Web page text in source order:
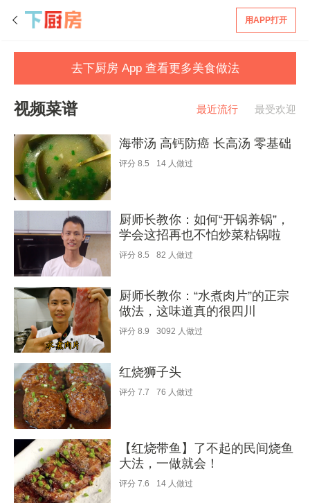
用APP打开
去下厨房 App 查看更多美食做法
视频菜谱 最近流行 最受欢迎
海带汤 高钙防癌 长高汤 零基础
评分 8.5 14 人做过
厨师长教你：如何“开锅养锅”，
学会这招再也不怕炒菜粘锅啦
评分 8.5 82 人做过
厨师长教你：“水煮肉片”的正宗
做法，这味道真的很四川
评分 8.9 3092 人做过
红烧狮子头
评分 7.7 76 人做过
【红烧带鱼】了不起的民间烧鱼
大法，一做就会！
评分 7.6 14 人做过